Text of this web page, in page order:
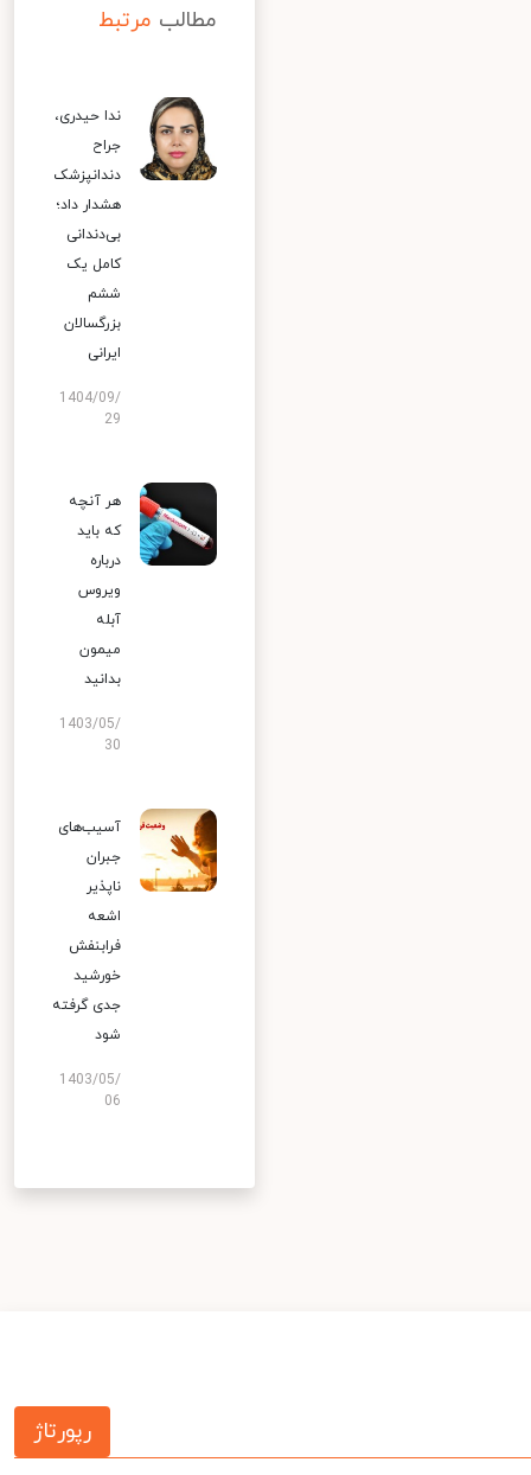
مطالب مرتبط
ندا حیدری،
جراح
دندانپزشک
هشدار داد؛
بی‌دندانی
کامل یک
ششم
بزرگسالان
ایرانی
1404/09/
29
هر آنچه
که باید
درباره
ویروس
آبله
میمون
بدانید
1403/05/
30
آسیب‌های
جبران
ناپذیر
اشعه
فرابنفش
خورشید
جدی گرفته
شود
1403/05/
06
رپورتاژ